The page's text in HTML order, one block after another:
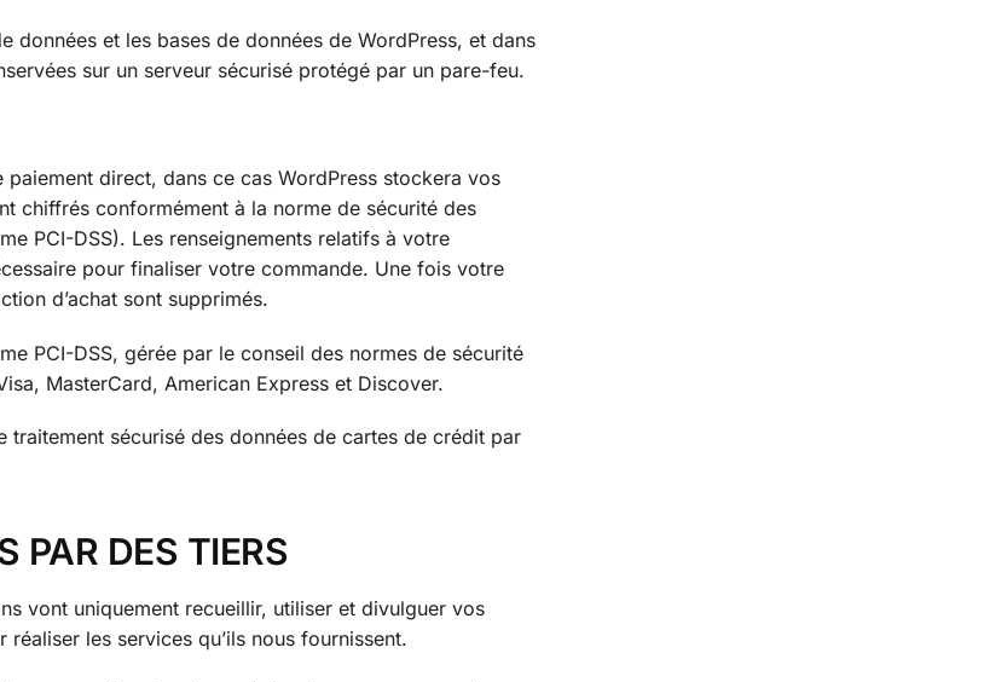
données et les bases de données de WordPress, et dans
sur un serveur sécurisé protégé par un pare-feu.
direct, dans ce cas WordPress stockera vos
chiffrés conformément à la norme de sécurité des
PCI-DSS). Les renseignements relatifs à votre
pour finaliser votre commande. Une fois votre
d’achat sont supprimés.
PCI-DSS, gérée par le conseil des normes de sécurité
MasterCard, American Express et Discover.
traitement sécurisé des données de cartes de crédit par
PAR DES TIERS
vont uniquement recueillir, utiliser et divulguer vos
les services qu’ils nous fournissent.